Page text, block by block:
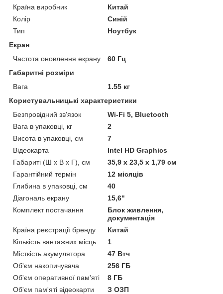
Країна виробник
Китай
Колір
Синій
Тип
Ноутбук
Екран
Частота оновлення екрану
60 Гц
Габаритні розміри
Вага
1.55 кг
Користувальницькі характеристики
Безпровідний зв'язок
Wi-Fi 5, Bluetooth
Вага в упаковці, кг
2
Висота в упаковці, см
7
Відеокарта
Intel HD Graphics
Габариті (Ш х В х Г), см
35,9 х 23,5 х 1,79 см
Гарантійний термін
12 місяців
Глибина в упаковці, см
40
Діагональ екрану
15,6"
Комплект постачання
Блок живлення,
документація
Країна реєстрації бренду
Китай
Кількість вантажних місць
1
Місткість акумулятора
47 Втч
Об'єм накопичувача
256 ГБ
Об'єм оперативної пам'яті
8 ГБ
Об'єм пам'яті відеокарти
З ОЗП